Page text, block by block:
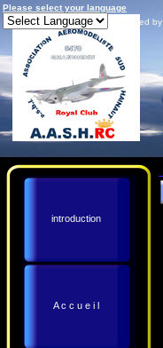
Please select your language
Powered by
introduction
A c c u e i l